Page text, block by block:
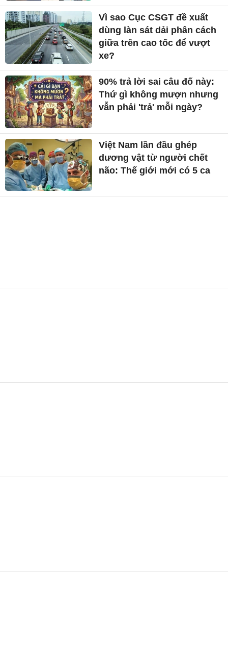
Vì sao Cục CSGT đề xuất
dùng làn sát dải phân cách
giữa trên cao tốc để vượt
xe?
90% trả lời sai câu đố này:
Thứ gì không mượn nhưng
vẫn phải 'trả' mỗi ngày?
Việt Nam lần đầu ghép
dương vật từ người chết
não: Thế giới mới có 5 ca